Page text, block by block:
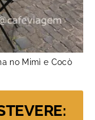
no Mimì e Cocò
: